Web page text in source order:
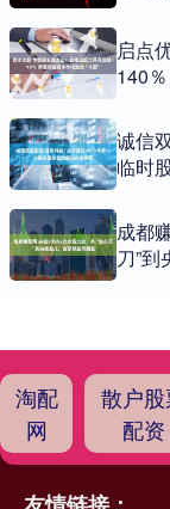
启点
140
诚信
临时
成都
刀”
淘配
网
散户
配资